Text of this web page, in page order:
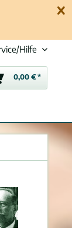
Hilfe
0,00 € *